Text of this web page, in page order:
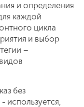
и определения
каждой
цикла
и выбор
–
без
используется,